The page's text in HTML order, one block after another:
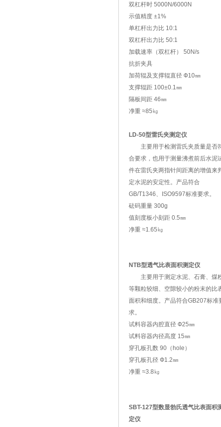
双杠杆时 5000N/6000N
示值精度 ±1%
单杠杆出力比 10:1
双杠杆出力比 50:1
加载速率（双杠杆） 50N/s
抗折夹具
加荷辊及支撑辊直径 Ф10㎜
支撑辊距 100±0.1㎜
隔板间距 46㎜
净重 ≈85㎏
LD-50型雷氏夹测定仪
主要用于检测雷氏夹质量是否
合要求，也用于测量沸煮前后水泥
件在雷氏夹两指针间距离的增值来
定水泥的安定性。产品符合
GB/T1346、ISO9597标准要求。
砝码重量 300g
值刻度板小刻距 0.5㎜
净重 ≈1.65㎏
NTB型透气比表面积测定仪
主要用于测定水泥、石膏、煤
等颗粒较细、空隙较小的粉末的比
面积和细度。产品符合GB207标准
求。
试料容器内腔直径 Ф25㎜
试料容器内径高度 15㎜
穿孔板孔数 90（hole）
穿孔板孔径 Ф1.2㎜
净重 ≈3.8㎏
SBT-127型数显勃氏透气比表面积
定仪